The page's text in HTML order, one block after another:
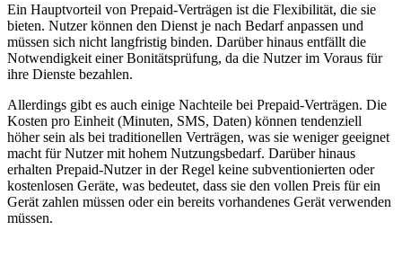
Ein Hauptvorteil von Prepaid-Verträgen ist die Flexibilität, die sie
bieten. Nutzer können den Dienst je nach Bedarf anpassen und
müssen sich nicht langfristig binden. Darüber hinaus entfällt die
Notwendigkeit einer Bonitätsprüfung, da die Nutzer im Voraus für
ihre Dienste bezahlen.
Allerdings gibt es auch einige Nachteile bei Prepaid-Verträgen. Die
Kosten pro Einheit (Minuten, SMS, Daten) können tendenziell
höher sein als bei traditionellen Verträgen, was sie weniger geeignet
macht für Nutzer mit hohem Nutzungsbedarf. Darüber hinaus
erhalten Prepaid-Nutzer in der Regel keine subventionierten oder
kostenlosen Geräte, was bedeutet, dass sie den vollen Preis für ein
Gerät zahlen müssen oder ein bereits vorhandenes Gerät verwenden
müssen.